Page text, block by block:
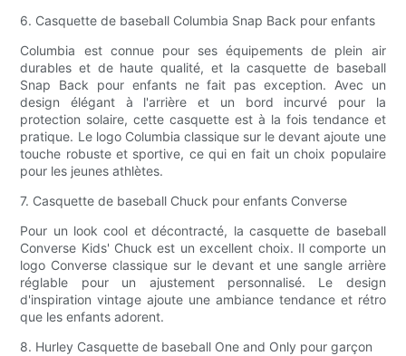
6. Casquette de baseball Columbia Snap Back pour enfants
Columbia est connue pour ses équipements de plein air
durables et de haute qualité, et la casquette de baseball
Snap Back pour enfants ne fait pas exception. Avec un
design élégant à l'arrière et un bord incurvé pour la
protection solaire, cette casquette est à la fois tendance et
pratique. Le logo Columbia classique sur le devant ajoute une
touche robuste et sportive, ce qui en fait un choix populaire
pour les jeunes athlètes.
7. Casquette de baseball Chuck pour enfants Converse
Pour un look cool et décontracté, la casquette de baseball
Converse Kids' Chuck est un excellent choix. Il comporte un
logo Converse classique sur le devant et une sangle arrière
réglable pour un ajustement personnalisé. Le design
d'inspiration vintage ajoute une ambiance tendance et rétro
que les enfants adorent.
8. Hurley Casquette de baseball One and Only pour garçon